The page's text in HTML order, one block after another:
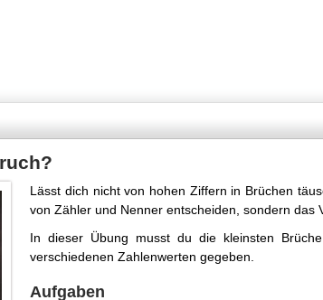
Lässt dich nicht von hohen Ziffern in Brüchen
von Zähler und Nenner entscheiden, sondern das
In dieser Übung musst du die kleinsten
verschiedenen Zahlenwerten gegeben.
Aufgaben